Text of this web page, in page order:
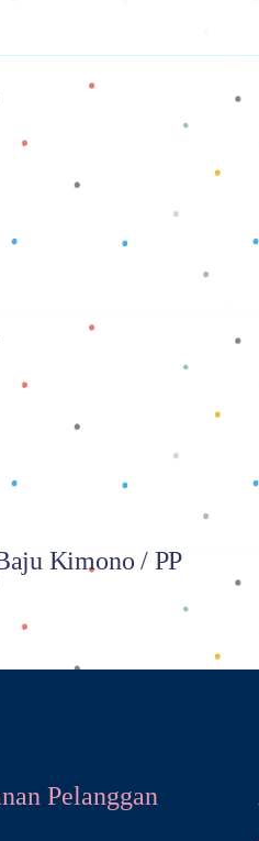
Baca selengkapnya
Kimono / PP
Pelanggan